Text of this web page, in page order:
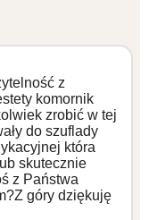
z
komornik
zrobić w tej
do szuflady
która
skutecznie
z Państwa
góry dziękuję